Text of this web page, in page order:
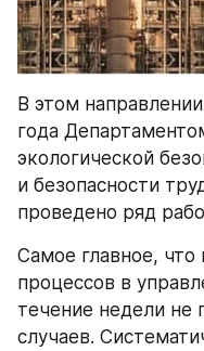
В этом
года
экологической
и безопасности
проведено ряд
Самое главное,
процессов в
течение недели не
случаев.